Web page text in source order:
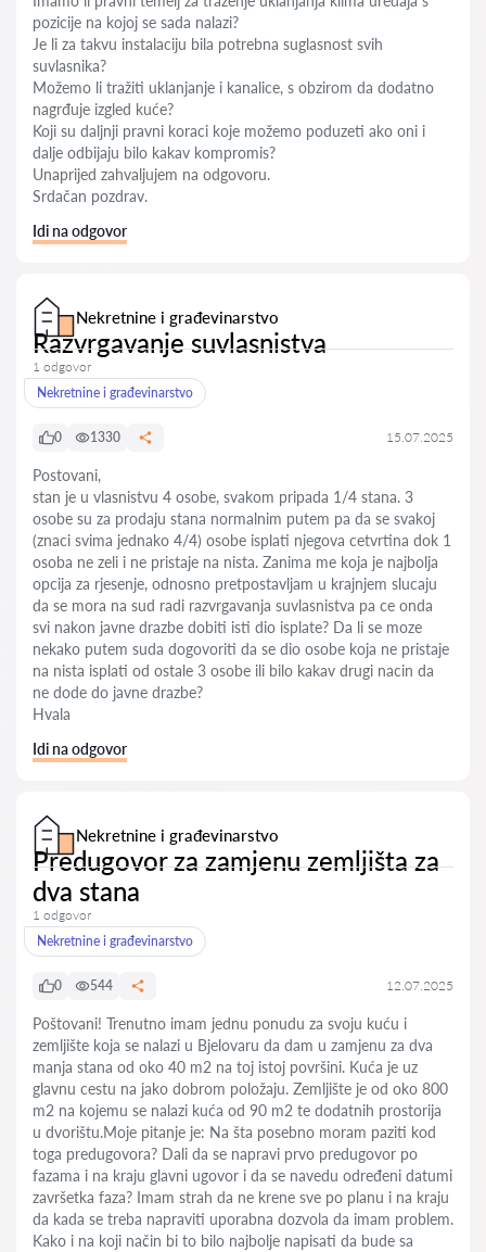
pozicije na kojoj se sada nalazi?
Je li za takvu instalaciju bila potrebna suglasnost svih
suvlasnika?
Možemo li tražiti uklanjanje i kanalice, s obzirom da dodatno
nagrđuje izgled kuće?
Koji su daljnji pravni koraci koje možemo poduzeti ako oni i
dalje odbijaju bilo kakav kompromis?
Unaprijed zahvaljujem na odgovoru.
Srdačan pozdrav.
Idi na odgovor
Nekretnine i građevinarstvo
Razvrgavanje suvlasnistva
1 odgovor
Nekretnine i građevinarstvo
0 1330 15.07.2025
Postovani,
stan je u vlasnistvu 4 osobe, svakom pripada 1/4 stana. 3
osobe su za prodaju stana normalnim putem pa da se svakoj
(znaci svima jednako 4/4) osobe isplati njegova cetvrtina dok 1
osoba ne zeli i ne pristaje na nista. Zanima me koja je najbolja
opcija za rjesenje, odnosno pretpostavljam u krajnjem slucaju
da se mora na sud radi razvrgavanja suvlasnistva pa ce onda
svi nakon javne drazbe dobiti isti dio isplate? Da li se moze
nekako putem suda dogovoriti da se dio osobe koja ne pristaje
na nista isplati od ostale 3 osobe ili bilo kakav drugi nacin da
ne dode do javne drazbe?
Hvala
Idi na odgovor
Nekretnine i građevinarstvo
Predugovor za zamjenu zemljišta za
dva stana
1 odgovor
Nekretnine i građevinarstvo
0 544 12.07.2025
Poštovani! Trenutno imam jednu ponudu za svoju kuću i
zemljište koja se nalazi u Bjelovaru da dam u zamjenu za dva
manja stana od oko 40 m2 na toj istoj površini. Kuća je uz
glavnu cestu na jako dobrom položaju. Zemljište je od oko 800
m2 na kojemu se nalazi kuća od 90 m2 te dodatnih prostorija
u dvorištu.Moje pitanje je: Na šta posebno moram paziti kod
toga predugovora? Dali da se napravi prvo predugovor po
fazama i na kraju glavni ugovor i da se navedu određeni datumi
završetka faza? Imam strah da ne krene sve po planu i na kraju
da kada se treba napraviti uporabna dozvola da imam problem.
Kako i na koji nač̣in bi to bilo najbolje napisati da bude sa